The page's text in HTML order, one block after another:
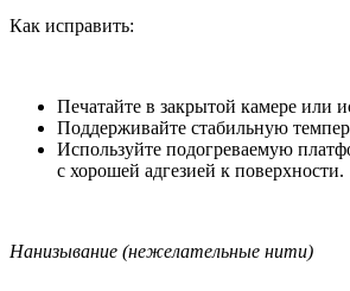
Как исправить:
Печатайте в закрытой камере или
Поддерживайте стабильную
Используйте подогреваемую
с хорошей адгезией к поверхности.
Нанизывание (нежелательные нити)